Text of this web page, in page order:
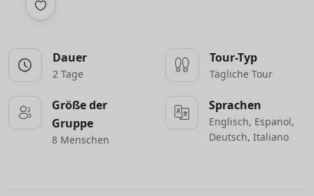
Dauer
2 Tage
Tour-Typ
Tägliche Tour
Größe der
Gruppe
8 Menschen
Sprachen
Englisch, Espanol,
Deutsch, Italiano